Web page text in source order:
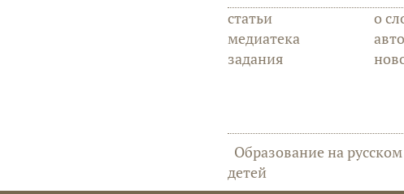
статьи
медиатека
задания
о
Образование на русском
детей